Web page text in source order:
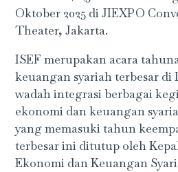
Oktober 2025 di JIEXPO
Theater, Jakarta.
ISEF merupakan acara
keuangan syariah terbesar di
wadah integrasi berbagai
ekonomi dan keuangan
yang memasuki tahun
terbesar ini ditutup oleh
Ekonomi dan Keuangan